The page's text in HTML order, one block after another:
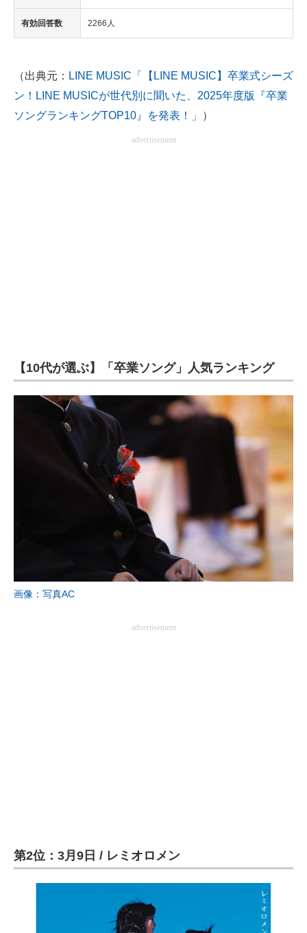
有効回答数 2266人
（出典元： LINE MUSIC「【LINE MUSIC】卒業式シーズ
ン！LINE MUSICが世代別に聞いた、2025年度版『卒業
ソングランキングTOP10』を発表！」
）
advertisement
【10代が選ぶ】「卒業ソング」人気ランキング
画像：写真AC
advertisement
第2位：3月9日 / レミオロメン